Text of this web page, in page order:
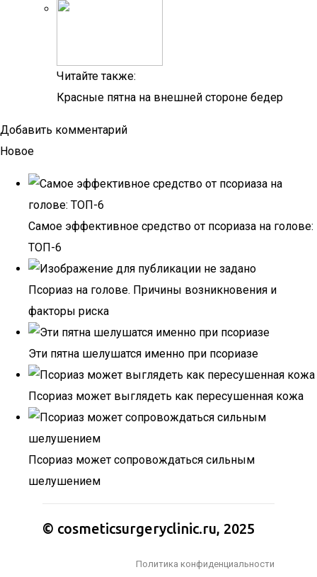
Читайте также:
Красные пятна на внешней стороне бедер
Добавить комментарий
Новое
Самое эффективное средство от псориаза на голове:
ТОП-6
Псориаз на голове. Причины возникновения и
факторы риска
Эти пятна шелушатся именно при псориазе
Псориаз может выглядеть как пересушенная кожа
Псориаз может сопровождаться сильным
шелушением
© cosmeticsurgeryclinic.ru, 2025
Политика конфиденциальности